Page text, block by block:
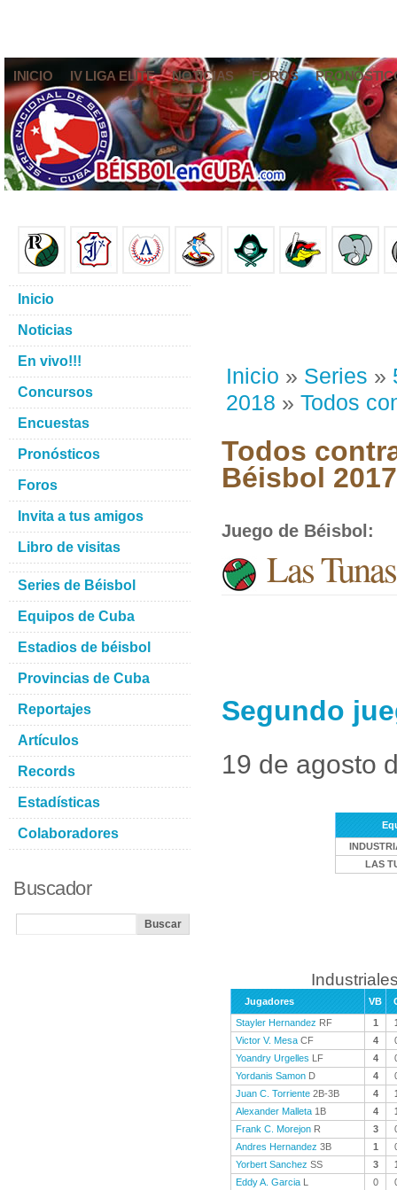
INICIO IV LIGA ELITE NOTICIAS FOROS
Inicio » Series »
2018 » Todos
Todos
Béisbol
Juego de Béisbol :
Las
Segundo
19 de agosto
LAS
Jugadores VB
Stayler Hernandez RF 1
Victor V. Mesa CF 4
Yoandry Urgelles LF 4
Yordanis Samon D 4
Juan C. Torriente 2B-3B 4
Alexander Malleta 1B 4
Frank C. Morejon R 3
Andres Hernandez 3B 1
Yorbert Sanchez SS 3
Eddy A. Garcia L 0
Inicio
Noticias
En vivo!!!
Concursos
Encuestas
Pronósticos
Foros
Invita a tus amigos
Libro de visitas
Series de Béisbol
Equipos de Cuba
Estadios de béisbol
Provincias de Cuba
Reportajes
Artículos
Records
Estadísticas
Colaboradores
Buscador